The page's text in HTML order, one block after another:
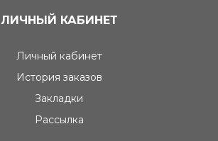
ЛИЧНЫЙ КАБИНЕТ
Личный кабинет
История заказов
Закладки
Рассылка